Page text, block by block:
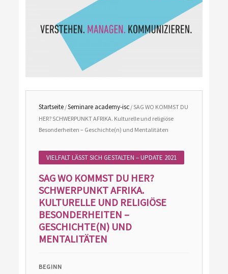
Startseite /Seminare academy-isc / SAG WO KOMMST DU
HER? SCHWERPUNKT AFRIKA. Kulturelle und religiöse
Besonderheiten – Geschichte(n) und Mentalitäten
VIELFALT LÄSST SICH GESTALTEN – UPDATE 2021
SAG WO KOMMST DU HER?
SCHWERPUNKT AFRIKA.
KULTURELLE UND RELIGIÖSE
BESONDERHEITEN –
GESCHICHTE(N) UND
MENTALITÄTEN
BEGINN